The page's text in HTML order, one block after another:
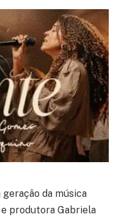
geração da música
produtora Gabriela